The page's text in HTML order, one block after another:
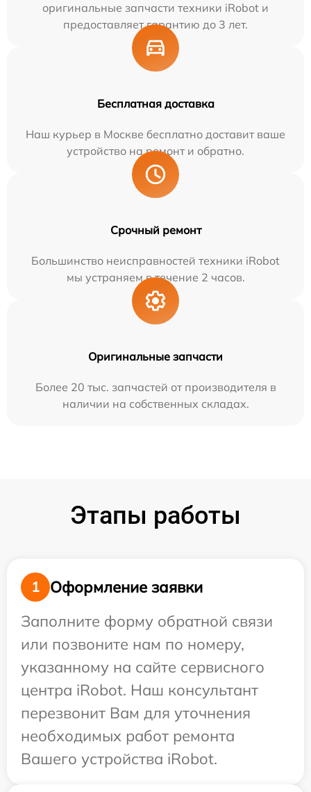
оригинальные запчасти техники iRobot и
предоставляет гарантию до 3 лет.
Бесплатная доставка
Наш курьер в Москве бесплатно доставит ваше
устройство на ремонт и обратно.
Срочный ремонт
Большинство неисправностей техники iRobot
мы устраняем в течение 2 часов.
Оригинальные запчасти
Более 20 тыс. запчастей от производителя в
наличии на собственных складах.
Этапы работы
1
Оформление заявки
Заполните форму обратной связи
или позвоните нам по номеру,
указанному на сайте сервисного
центра iRobot. Наш консультант
перезвонит Вам для уточнения
необходимых работ ремонта
Вашего устройства iRobot.